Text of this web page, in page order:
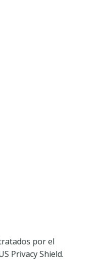
por el
Privacy Shield.